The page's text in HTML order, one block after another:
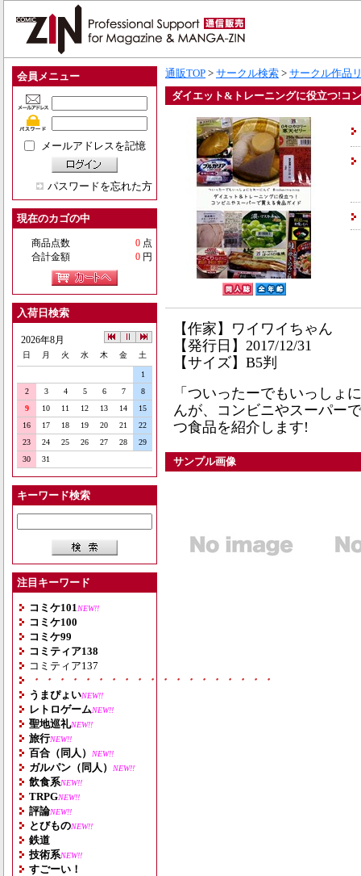
会員メニュー
メールアドレスを記憶
パスワードを忘れた方
現在のカゴの中
商品点数 0 点
合計金額
0 円
入荷日検索
2026年8月
日 月 火 水 木 金 土
1
2
3 4 5 6 7
8
9
10 11 12 13 14
15
16
17 18 19 20 21
22
23
24 25 26 27 28
29
30
31
キーワード検索
注目キーワード
コミケ101 NEW!!
コミケ100
コミケ99
コミティア138
コミティア137
・・・・・・・・・・・・・・・・・・・
うまぴょいNEW!!
レトロゲームNEW!!
聖地巡礼NEW!!
旅行NEW!!
百合（同人） NEW!!
ガルパン（同人） NEW!!
飲食系NEW!!
TRPGNEW!!
評論NEW!!
とびものNEW!!
鉄道
技術系NEW!!
すごーい！
通販TOP > サークル検索 > サークル作品
ダイエット&トレーニングに役立つ!コ
【作家】ワイワイちゃん
【発行日】2017/12/31
【サイズ】B5判
「ついったーでもいっしょ
んが、コンビニやスーパー
つ食品を紹介します!
サンプル画像